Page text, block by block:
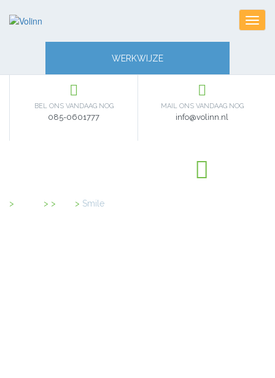
WERKWIJZE
MAIL ONS VANDAAG NOG
info@volinn.nl
BEL ONS VANDAAG NOG
085-0601777
> > Smile